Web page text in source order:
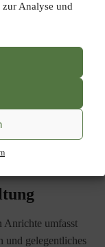
Analyse und
nur praktisch,
und
verleihen. Ihre
mit der
sie zu einem
Anrichte umfasst
und gelegentliches